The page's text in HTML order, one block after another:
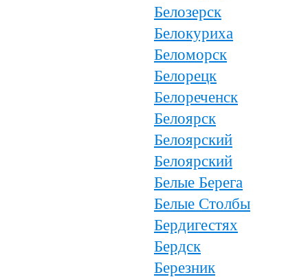
Белозерск
Белокуриха
Беломорск
Белорецк
Белореченск
Белоярск
Белоярский
Белоярский
Белые Берега
Белые Столбы
Бердигестях
Бердск
Березник